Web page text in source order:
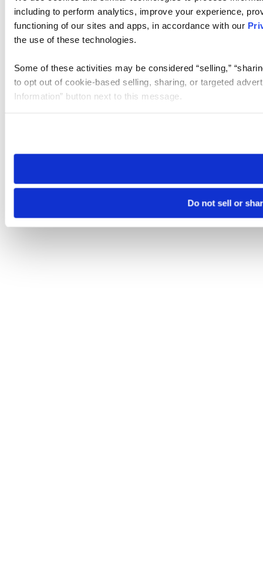
including to perform analytics, improve your experience,
functioning of our sites and apps, in accordance with our
the use of these technologies.
Some of these activities may be considered “selling,”
to opt out of cookie-based selling, sharing, or targeted
Information” button next to this message.
need to be set again.
Do not sell or